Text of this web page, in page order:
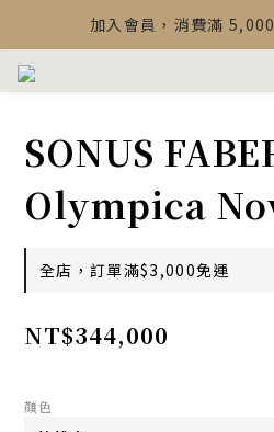
【最新公告】Devialet
加入會員，消費滿
【最新公告】Devialet
SONUS
Olympica
全店，訂單滿$3,000免運
NT$344,000
顏色